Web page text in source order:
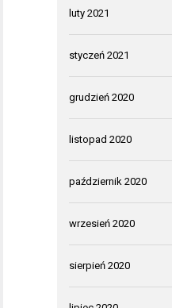
luty 2021
styczeń 2021
grudzień 2020
listopad 2020
październik 2020
wrzesień 2020
sierpień 2020